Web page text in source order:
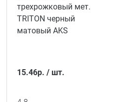
трехрожковый мет.
TRITON черный
матовый AKS
15.46р. / шт.